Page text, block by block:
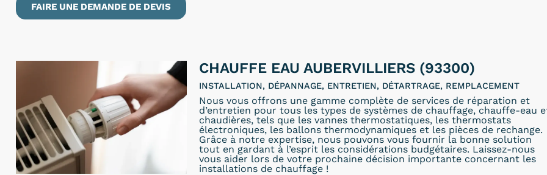
FAIRE UNE DEMANDE DE DEVIS
CHAUFFE EAU AUBERVILLIERS (93300)
INSTALLATION, DÉPANNAGE, ENTRETIEN, DÉTARTRAGE, REMPLACEMENT
Nous vous offrons une gamme complète de services de réparation et
d’entretien pour tous les types de systèmes de chauffage, chauffe-eau
chaudières, tels que les vannes thermostatiques, les thermostats
électroniques, les ballons thermodynamiques et les pièces de rechange.
Grâce à notre expertise, nous pouvons vous fournir la bonne solution
tout en gardant à l’esprit les considérations budgétaires. Laissez-nous
vous aider lors de votre prochaine décision importante concernant les
installations de chauffage !